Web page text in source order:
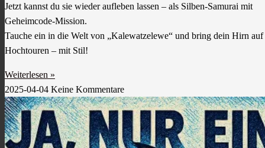
Jetzt kannst du sie wieder aufleben lassen – als Silben-Samurai mit
Geheimcode-Mission.
Tauche ein in die Welt von „Kalewatzelewe“ und bring dein Hirn auf
Hochtouren – mit Stil!
Weiterlesen »
2025-04-04 Keine Kommentare